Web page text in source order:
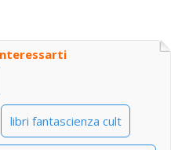
libri fantascienza cult